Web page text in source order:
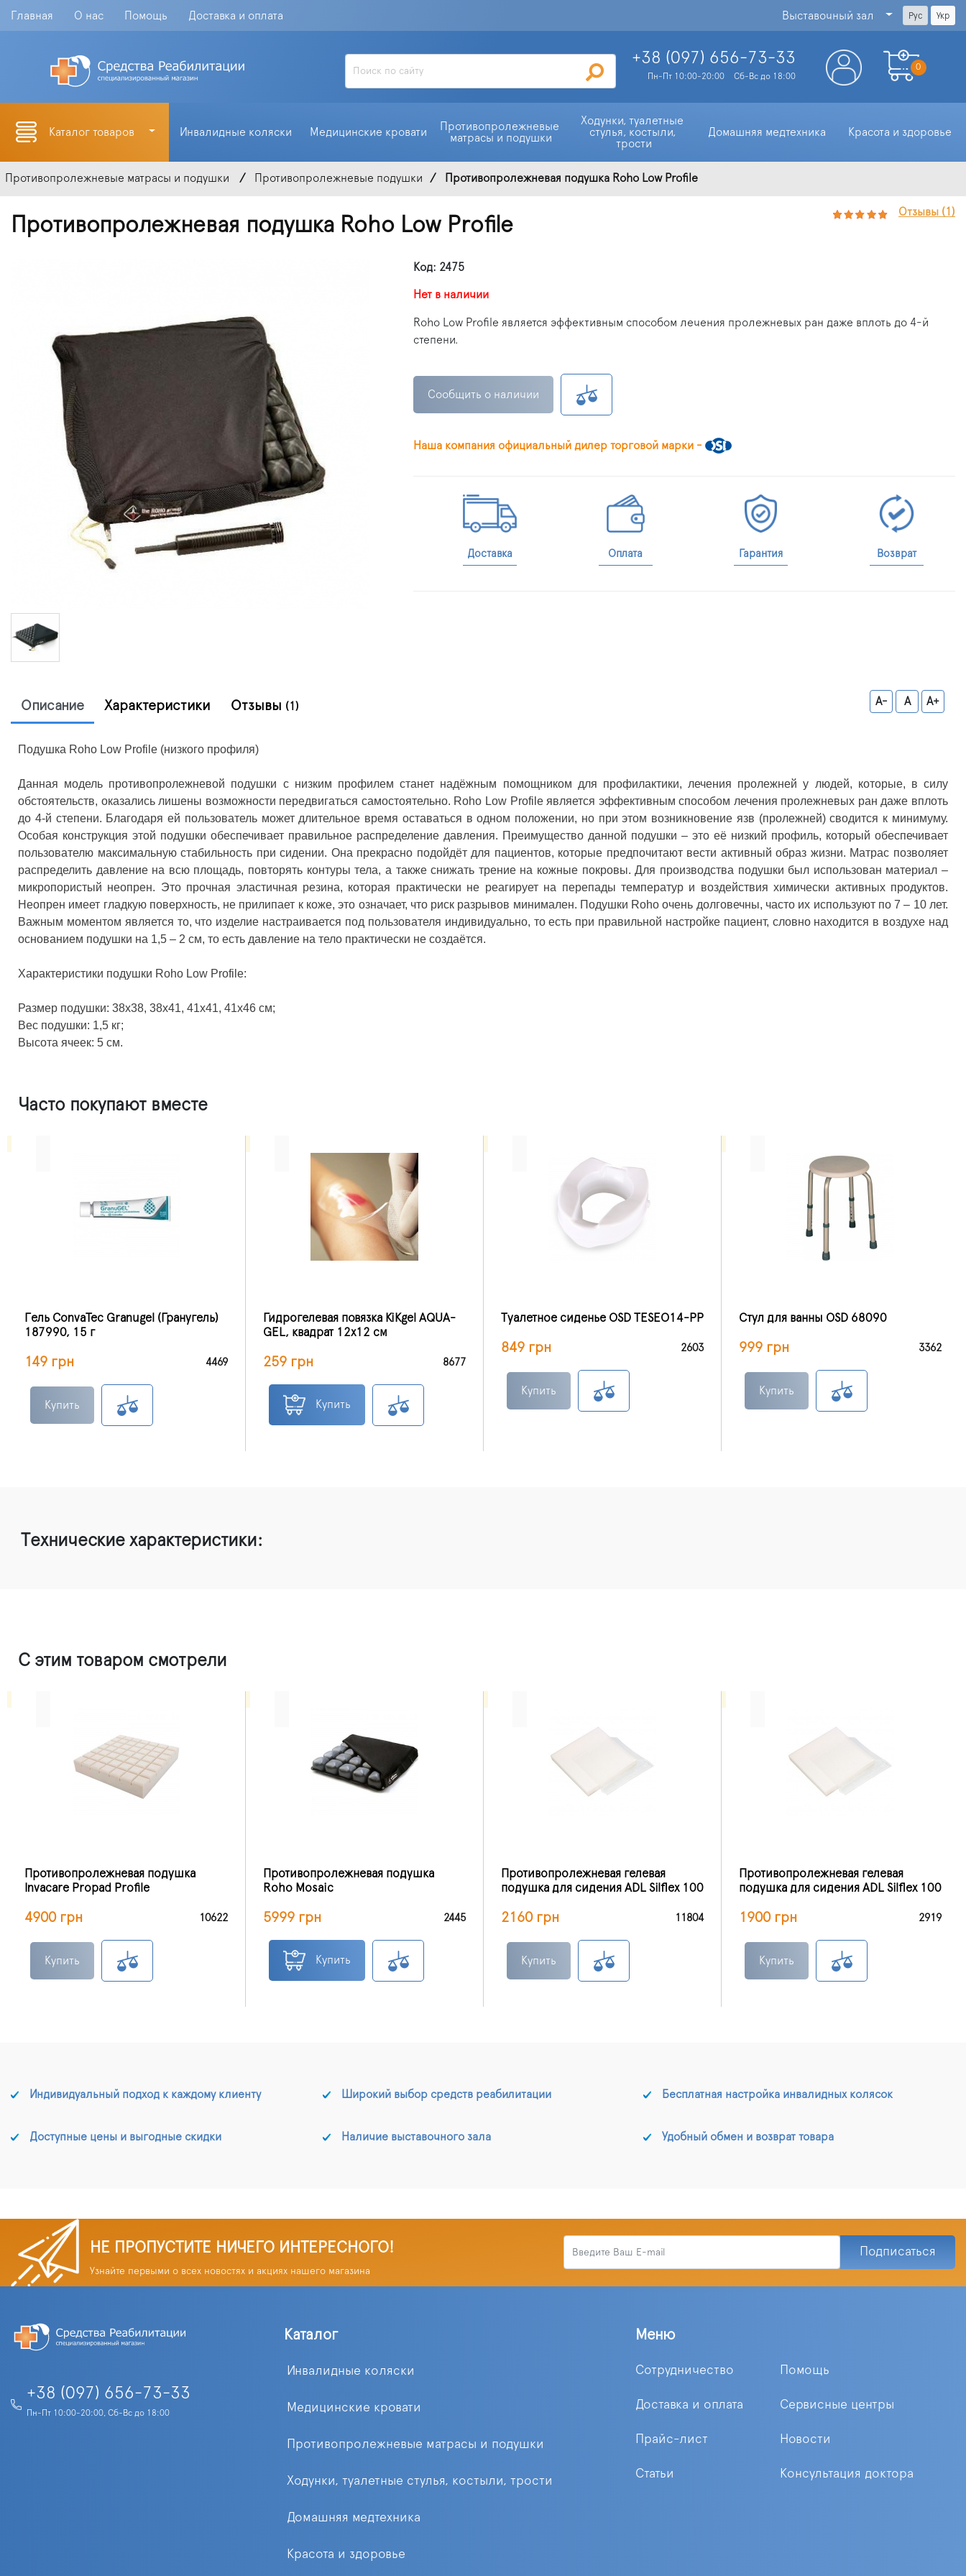
Главная О нас Помощь Доставка и оплата Выставочный зал Рус Укр
+38 (097) 656-73-33
Пн-Пт 10:00-20:00 Сб-Вс до 18:00
0
Каталог товаров Инвалидные коляски Медицинские кровати
Противопролежневые
матрасы и подушки
Ходунки, туалетные
стулья, костыли,
трости
Домашняя медтехника Красота и здоровье
Противопролежневые матрасы и подушки Противопролежневые подушки Противопролежневая подушка Roho Low Profile
Противопролежневая подушка Roho Low Profile
Отзывы (1)
Код: 2475
Нет в наличии
Roho Low Profile является эффективным способом лечения пролежневых ран даже вплоть до 4-й
степени.
Сообщить о наличии
Наша компания официальный дилер торговой марки -
Доставка Оплата Гарантия Возврат
Описание Характеристики Отзывы (1) A- A A+
Подушка Roho Low Profile (низкого профиля)
Данная модель противопролежневой подушки с низким профилем станет надёжным помощником для профилактики, лечения пролежней у людей, которые, в силу
обстоятельств, оказались лишены возможности передвигаться самостоятельно. Roho Low Profile является эффективным способом лечения пролежневых ран даже вплоть
до 4-й степени. Благодаря ей пользователь может длительное время оставаться в одном положении, но при этом возникновение язв (пролежней) сводится к минимуму.
Особая конструкция этой подушки обеспечивает правильное распределение давления. Преимущество данной подушки – это её низкий профиль, который обеспечивает
пользователю максимальную стабильность при сидении. Она прекрасно подойдёт для пациентов, которые предпочитают вести активный образ жизни. Матрас позволяет
распределить давление на всю площадь, повторять контуры тела, а также снижать трение на кожные покровы. Для производства подушки был использован материал –
микропористый неопрен. Это прочная эластичная резина, которая практически не реагирует на перепады температур и воздействия химически активных продуктов.
Неопрен имеет гладкую поверхность, не прилипает к коже, это означает, что риск разрывов минимален. Подушки Roho очень долговечны, часто их используют по 7 – 10 лет.
Важным моментом является то, что изделие настраивается под пользователя индивидуально, то есть при правильной настройке пациент, словно находится в воздухе над
основанием подушки на 1,5 – 2 см, то есть давление на тело практически не создаётся.
Характеристики подушки Roho Low Profile:
Размер подушки: 38x38, 38x41, 41x41, 41x46 см;
Вес подушки: 1,5 кг;
Высота ячеек: 5 см.
Часто покупают вместе
Гель ConvaTec Granugel (Гранугель)
187990, 15 г
149 грн 4469
Купить
Гидрогелевая повязка KiKgеl AQUA-
GEL, квадрат 12х12 см
259 грн 8677
Купить
Туалетное сиденье OSD TESEO14-PP
849 грн 2603
Купить
Стул для ванны OSD 68090
999 грн 3362
Купить
Технические характеристики:
С этим товаром смотрели
Противопролежневая подушка
Invacare Propad Profile
4900 грн 10622
Купить
Противопролежневая подушка
Roho Mosaic
5999 грн 2445
Купить
Противопролежневая гелевая
подушка для сидения ADL Silflex 100
2160 грн 11804
Купить
Противопролежневая гелевая
подушка для сидения ADL Silflex 100
1900 грн 2919
Купить
Индивидуальный подход к каждому клиенту Широкий выбор средств реабилитации
Доступные цены и выгодные скидки Наличие выставочного зала
Бесплатная настройка инвалидных колясок
Удобный обмен и возврат товара
НЕ ПРОПУСТИТЕ НИЧЕГО ИНТЕРЕСНОГО!
Узнайте первыми о всех новостях и акциях нашего магазина
Подписаться
+38 (097) 656-73-33
Пн-Пт 10:00-20:00, Сб-Вс до 18:00
Каталог
Инвалидные коляски
Медицинские кровати
Противопролежневые матрасы и подушки
Ходунки, туалетные стулья, костыли, трости
Домашняя медтехника
Красота и здоровье
Меню
Сотрудничество Помощь
Доставка и оплата Сервисные центры
Прайс-лист Новости
Статьи Консультация доктора